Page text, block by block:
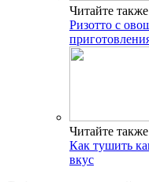
Читайте
Ризотто с
Читайте
Как тушить
вкус